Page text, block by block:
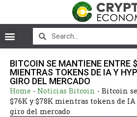
BITCOIN SE MANTIENE ENTRE
MIENTRAS TOKENS DE IA Y
GIRO DEL MERCADO
Home - Noticias Bitcoin - Bitcoin
$76K y $78K mientras tokens de
giro del mercado